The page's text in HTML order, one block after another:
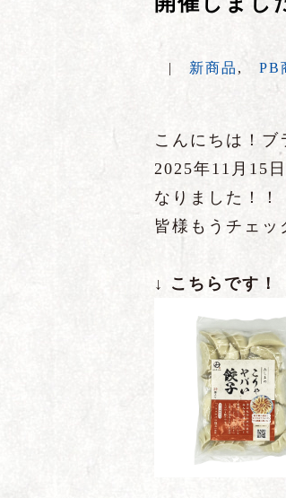
| 新商品 , PB
こんにちは！ブ
2025年11月15
なりました！！
皆様もうチェッ
↓ こちらです！